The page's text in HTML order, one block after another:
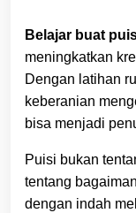
Belajar buat
meningkatkan
Dengan latihan
keberanian
bisa menjadi
Puisi bukan
tentang
dengan indah